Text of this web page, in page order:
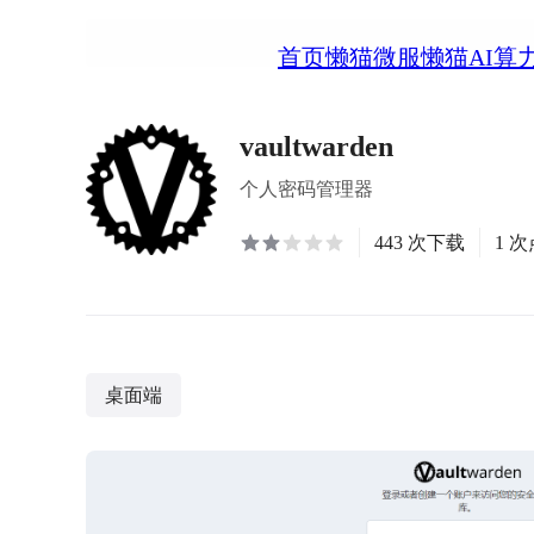
首页懒猫微服懒猫AI算
vaultwarden
个人密码管理器
443 次下载 1 次
桌面端